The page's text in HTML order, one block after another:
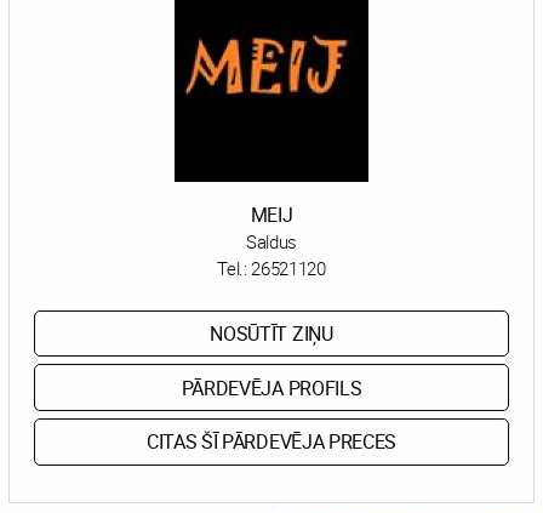
MEIJ
Saldus
Tel.:26521120
NOSŪTĪT ZIŅU
PĀRDEVĒJA PROFILS
CITAS ŠĪ PĀRDEVĒJA PRECES